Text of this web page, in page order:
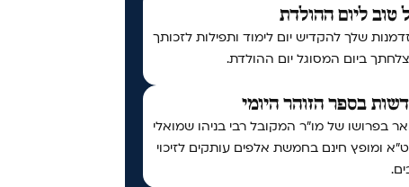
טוב ליום ההולדת
שלך להקדיש יום לימוד ותפילות לזכותך
ביום המסוגל יום ההולדת.
בספר הזוהר היומי
בפרושו של מו"ר המקובל רבי בניהו שמואלי
ומופץ חינם בחמשת אלפים עותקים לזיכוי